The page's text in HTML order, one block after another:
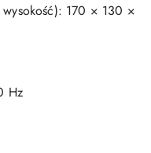
170 × 130 ×
Hz